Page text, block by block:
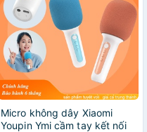
Micro không dây Xiaomi
Youpin Ymi cầm tay kết nối